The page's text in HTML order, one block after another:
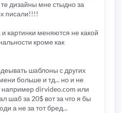
стили(именно адаптирую!
что другого) с источников:
phpbb3-
viewtopic.php?
дизайны мне стыдно за
писали!!!!
картинки меняются не какой
кроме как
шаблоны с других
больше и тд... но и не
например dirvideo.com или
шаб за 20$ вот за что я бы
а не за тот бред...